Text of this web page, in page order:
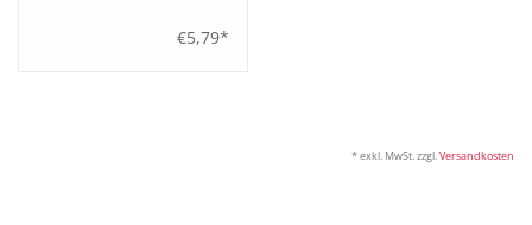
€5,79*
* exkl. MwSt. zzgl.Versandkosten